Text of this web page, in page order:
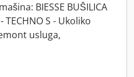
BIESSE BUŠILICA
TECHNO S - Ukoliko
usluga,